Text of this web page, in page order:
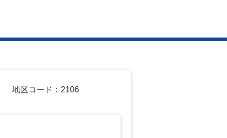
地区コード：2106